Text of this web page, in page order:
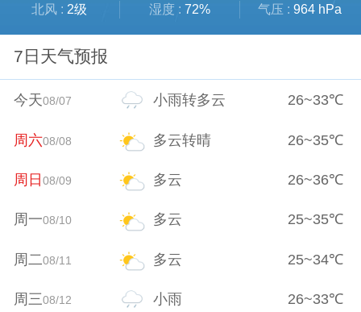
北风 : 2级 湿度 : 72% 气压 : 964 hPa
7日天气预报
今天08/07 小雨转多云 26~33℃
周六08/08 多云转晴 26~35℃
周日08/09 多云 26~36℃
周一08/10 多云 25~35℃
周二08/11 多云 25~34℃
周三08/12 小雨 26~33℃